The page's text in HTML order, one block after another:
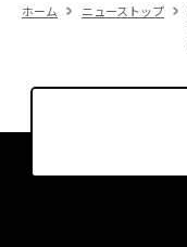
ホーム ニューストップ